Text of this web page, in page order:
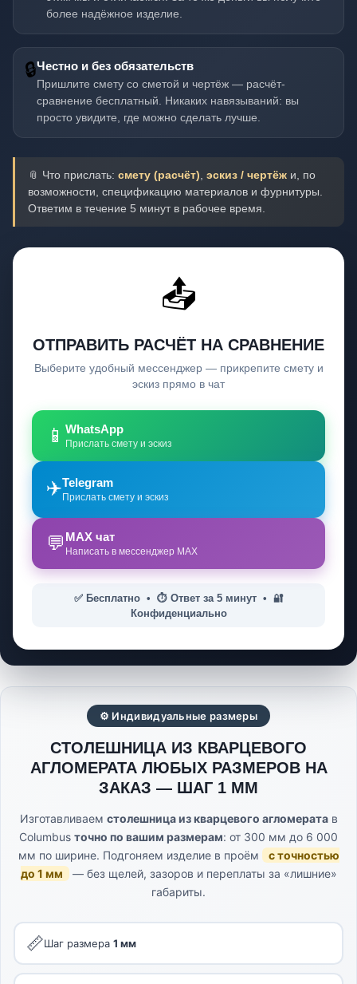
более надёжное изделие.
🔒Честно и без обязательств
Пришлите смету со сметой и чертёж — расчёт-
сравнение бесплатный. Никаких навязываний: вы
просто увидите, где можно сделать лучше.
📎 Что прислать: смету (расчёт) эскиз / чертёж и, по
возможности, спецификацию материалов и фурнитуры.
Ответим в течение 5 минут в рабочее время.
📤
ОТПРАВИТЬ РАСЧЁТ НА СРАВНЕНИЕ
Выберите удобный мессенджер — прикрепите смету и
эскиз прямо в чат
📱 WhatsApp
Прислать смету и эскиз
✈️Telegram
Прислать смету и эскиз
💬 MAX чат
Написать в мессенджер MAX
✅ Бесплатно • ⏱️ Ответ за 5 минут • 🔐
Конфиденциально
⚙ Индивидуальные размеры
СТОЛЕШНИЦА ИЗ КВАРЦЕВОГО
АГЛОМЕРАТА ЛЮБЫХ РАЗМЕРОВ НА
ЗАКАЗ — ШАГ 1 ММ
Изготавливаем столешница из кварцевого агломератав
Columbus точно по вашим размерам: от 300 мм до 6 000
мм по ширине. Подгоняем изделие в проём
с точностью
до 1 мм — без щелей, зазоров и переплаты за «лишние»
габариты.
📏Шаг размера 1 мм